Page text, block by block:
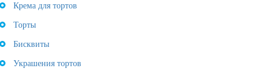
Крема для тортов
Торты
Бисквиты
Украшения тортов